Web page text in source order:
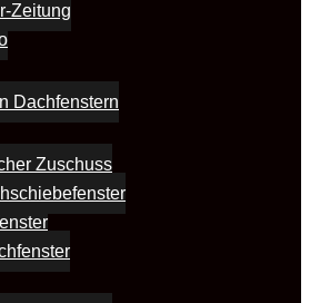
Zeitung
Dachfenstern
Zuschuss